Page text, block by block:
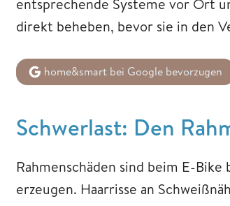
direkt beheben, bevor sie in den
home&smart bei Google bevorzugen
Schwerlast: Den
Rahmenschäden sind beim E-
erzeugen. Haarrisse an